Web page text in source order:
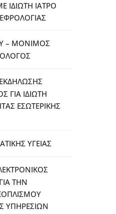
ΙΔΙΩΤΗ ΙΑΤΡΟ
– ΜΟΝΙΜΟΣ
ΓΙΑ ΙΔΙΩΤΗ
ΕΣΩΤΕΡΙΚΗΣ
ΥΓΕΙΑΣ
ΤΗΝ
ΥΠΗΡΕΣΙΩΝ